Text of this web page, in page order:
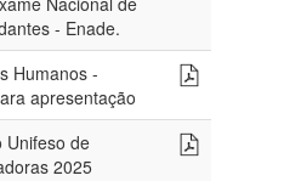
- Enade.
Humanos -
apresentação
Unifeso de
2025